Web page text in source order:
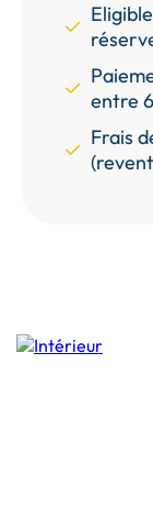
entre
Frais